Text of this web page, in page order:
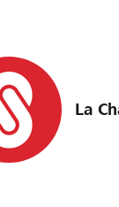
La